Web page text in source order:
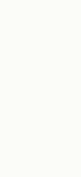
Alyre-
Finden
dieser